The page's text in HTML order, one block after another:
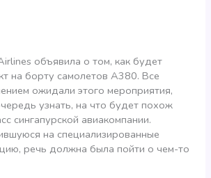
объявила о том, как будет
на борту самолетов А380. Все
ожидали этого мероприятия,
узнать, на что будет похож
сингапурской авиакомпании.
на специализированные
речь должна была пойти о чем-то